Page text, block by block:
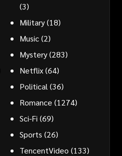
(3)
Military(18)
Music(2)
Mystery(283)
Netflix(64)
Political (36)
Romance (1274)
Sci-Fi (69)
Sports (26)
TencentVideo (133)